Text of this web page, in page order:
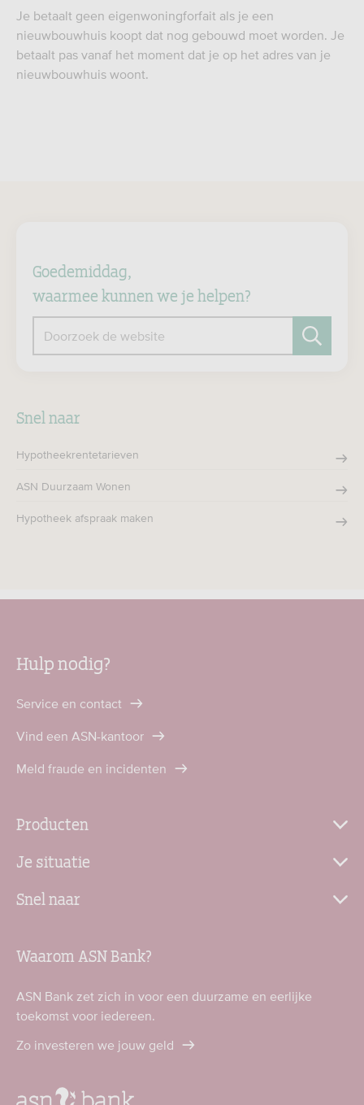
Je betaalt geen eigenwoningforfait als je een
nieuwbouwhuis koopt dat nog gebouwd moet worden. Je
betaalt pas vanaf het moment dat je op het adres van je
nieuwbouwhuis woont.
Goedemiddag,
waarmee kunnen we je helpen?
Doorzoek de website
Snel naar
Hypotheekrentetarieven
ASN Duurzaam Wonen
Hypotheek afspraak maken
Hulp nodig?
Service en contact
Vind een ASN-kantoor
Meld fraude en incidenten
Producten
Je situatie
Snel naar
Waarom ASN Bank?
ASN Bank zet zich in voor een duurzame en eerlijke
toekomst voor iedereen.
Zo investeren we jouw geld